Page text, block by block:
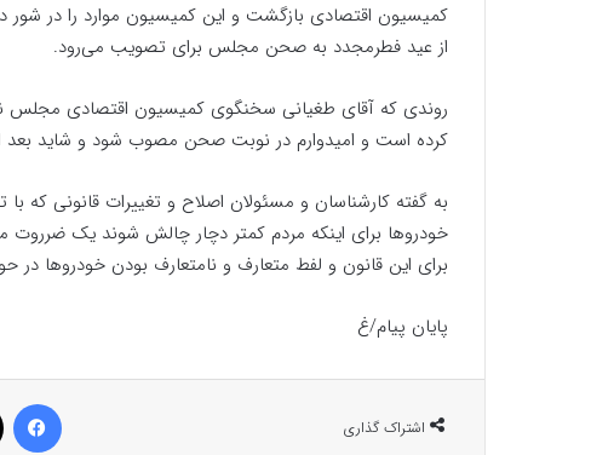
کمیسیون اقتصادی بازگشت و این کمیسیون موارد را در شور
از عید فطرمجدد به صحن مجلس برای تصویب می‌رود.
روندی که آقای طغیانی سخنگوی کمیسیون اقتصادی مجلس
کرده است و امیدوارم در نوبت صحن مصوب شود و شاید بعد
به گفته کارشناسان و مسئولان اصلاح و تغییرات قانونی که
خودرو‌ها برای اینکه مردم کمتر دچار چالش شوند یک
برای این قانون و لفط متعارف و نامتعارف بودن خودرو‌ها
پایان پیام/غ
اشتراک گذاری